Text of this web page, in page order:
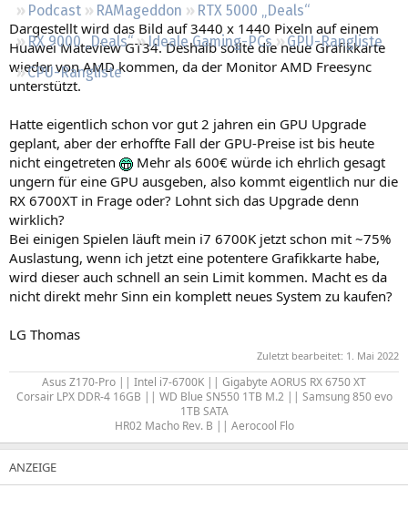
Podcast RAMageddon
RTX 5000 „Deals“
RX 9000 „Deals“
Ideale Gaming-PCs
GPU-Rangliste
CPU-Rangliste
Dargestellt wird das Bild auf 3440 x 1440 Pixeln auf einem
Huawei Mateview GT34. Deshalb sollte die neue Grafikkarte
wieder von AMD kommen, da der Monitor AMD Freesync
unterstützt.
Hatte eigentlich schon vor gut 2 jahren ein GPU Upgrade
geplant, aber der erhoffte Fall der GPU-Preise ist bis heute
nicht eingetreten
Mehr als 600€ würde ich ehrlich gesagt
ungern für eine GPU ausgeben, also kommt eigentlich nur die
RX 6700XT in Frage oder? Lohnt sich das Upgrade denn
wirklich?
Bei einigen Spielen läuft mein i7 6700K jetzt schon mit ~75%
Auslastung, wenn ich jetzt eine potentere Grafikkarte habe,
wird dieser auch schnell an sein Limit kommen. Macht es da
nicht direkt mehr Sinn ein komplett neues System zu kaufen?
LG Thomas
Zuletzt bearbeitet: 1. Mai 2022
Asus Z170-Pro || Intel i7-6700K || Gigabyte AORUS RX 6750 XT
Corsair LPX DDR-4 16GB || WD Blue SN550 1TB M.2 || Samsung 850 evo
1TB SATA
HR02 Macho Rev. B || Aerocool Flo​